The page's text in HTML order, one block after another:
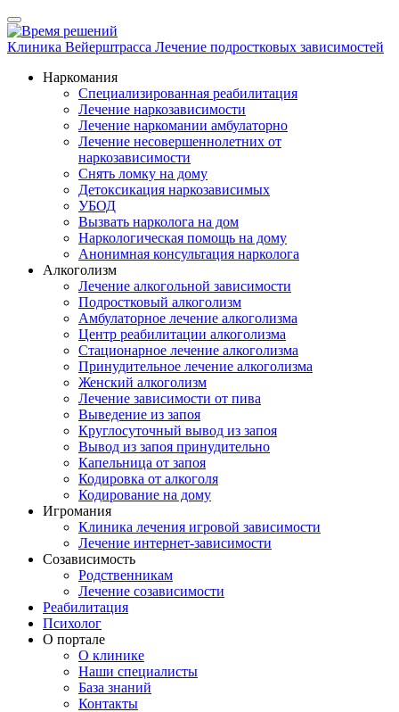
Клиника Вейерштрасса Лечение подростковых зависимостей
Наркомания
Специализированная реабилитация
Лечение наркозависимости
Лечение наркомании амбулаторно
Лечение несовершеннолетних от
наркозависимости
Снять ломку на дому
Детоксикация наркозависимых
УБОД
Вызвать нарколога на дом
Наркологическая помощь на дому
Анонимная консультация нарколога
Алкоголизм
Лечение алкогольной зависимости
Подростковый алкоголизм
Амбулаторное лечение алкоголизма
Центр реабилитации алкоголизма
Стационарное лечение алкоголизма
Принудительное лечение алкоголизма
Женский алкоголизм
Лечение зависимости от пива
Выведение из запоя
Круглосуточный вывод из запоя
Вывод из запоя принудительно
Капельница от запоя
Кодировка от алкоголя
Кодирование на дому
Игромания
Клиника лечения игровой зависимости
Лечение интернет-зависимости
Созависимость
Родственникам
Лечение созависимости
Реабилитация
Психолог
О портале
О клинике
Наши специалисты
База знаний
Контакты